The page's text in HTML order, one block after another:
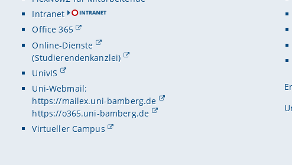
Intranet
Office 365
Online-Dienste
(Studierendenkanzlei)
UnivIS
Uni-Webmail:
https://mailex.uni-bamberg.de
https://o365.uni-bamberg.de
Virtueller Campus